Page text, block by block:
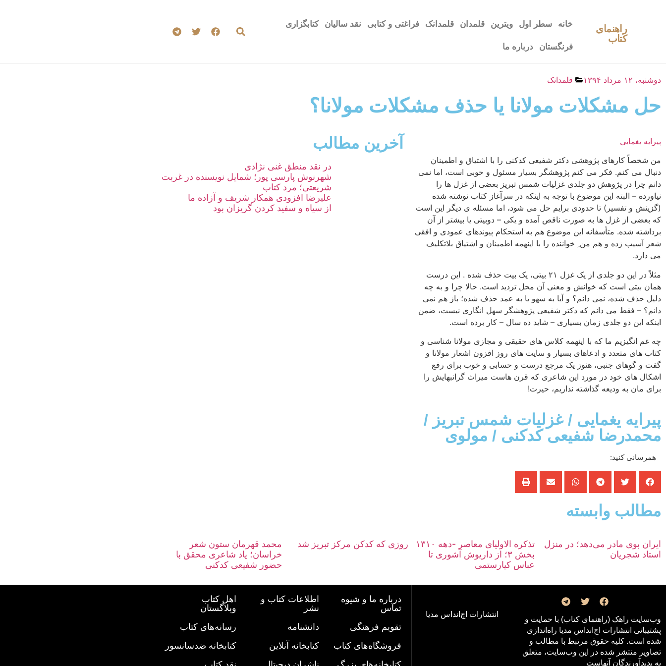
راهنمای
کتاب
خانه سطر اول ویترین قلمدان قلمدانک فراغتی و کتابی نقد سالیان کتابگزاری
فرنگستان درباره ما
دوشنبه، ۱۲ مرداد ۱۳۹۴ قلمدانک
حل مشکلات مولانا یا حذف مشکلات مولانا؟
پیرایه یغمایی
من شخصاً کارهای پژوهشی دکتر شفیعی کدکنی را با اشتیاق و اطمینان
دنبال می کنم. فکر می کنم پژوهشگر بسیار مسئول و خوبی است، اما نمی
دانم چرا در پژوهش دو جلدی غزلیات شمس تبریز بعضی از غزل ها را
نیاورده – البته این موضوع با توجه به اینکه در سرآغاز کتاب نوشته شده
(گزینش و تفسیر) تا حدودی برایم حل می شود، اما مسئله ی دیگر این است
که بعضی از غزل ها به صورت ناقص آمده و یکی – دوبیتی یا بیشتر از آن
برداشته شده. متأسفانه این موضوع هم به استحکام پیوندهای عمودی و افقی
شعر آسیب زده و هم من ِ خواننده را با اینهمه اطمینان و اشتیاق بلاتکلیف
می دارد.
مثلاً در این دو جلدی از یک غزل ۲۱ بیتی، یک بیت حذف شده . این درست
همان بیتی است که خوانش و معنی آن محل تردید است. حالا چرا و به چه
دلیل حذف شده، نمی دانم؟ و آیا به سهو یا به عمد حذف شده؛ باز هم نمی
دانم؟ – فقط می دانم که دکتر شفیعی پژوهشگر سهل انگاری نیست، ضمن
اینکه این دو جلدی زمان بسیاری – شاید ده سال – کار برده است.
چه غم انگیزیم ما که با اینهمه کلاس های حقیقی و مجازی مولانا شناسی و
کتاب های متعدد و ادعاهای بسیار و سایت های روز افزون اشعار مولانا و
گفت و گوهای جنبی، هنوز یک مرجع درست و حسابی و خوب برای رفع
اشکال های خود در مورد این شاعری که قرن هاست میراث گرانبهایش را
برای مان به ودیعه گذاشته نداریم، حیرت!
پیرایه یغمایی /غزلیات شمس تبریز /
محمدرضا شفیعی کدکنی / مولوی
همرسانی کنید:
آخرین مطالب
در نقد منطق غنی نژادی
شهرنوش پارسی پور؛ شمایل نویسنده در غربت
شریعتی؛ مرد کتاب
علیرضا افزودی همکار شریف و آزاده ما
از سیاه و سفید کردن گریزان بود
مطالب وابسته
ایران بوی مادر می‌دهد؛ در منزل
استاد شجریان
تذکره الاولیای معاصر -دهه ۱۳۱۰
بخش ۳؛ از داریوش آشوری تا
عباس کیارستمی
روزی که کدکن مرکز تبریز شد
محمد قهرمان ستون شعر
خراسان؛ یاد شاعری محقق با
حضور شفیعی کدکنی
وب‌سایت راهک (راهنمای کتاب) با حمایت و
پشتیبانی انتشارات اچ‌اند‌اس مدیا راه‌اندازی
شده است. کلیه حقوق مرتبط با مطالب و
تصاویر منتشر شده در این وب‌سایت، متعلق
به پدیدآورندگان آنهاست
انتشارات اچ‌اند‌اس مدیا
درباره ما و شیوه
تماس
تقویم فرهنگی
فروشگاه‌های کتاب
اطلاعات کتاب و
نشر
دانشنامه
کتابخانه آنلاین
اهل کتاب
وبلاگستان
رسانه‌های کتاب
کتابخانه ضدسانسور